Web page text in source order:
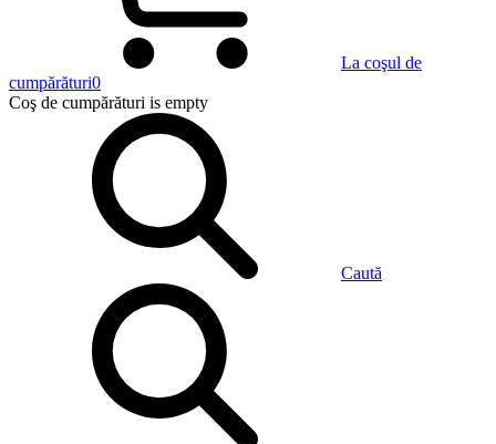
La coşul de
cumpărături0
Coş de cumpărături is empty
Caută